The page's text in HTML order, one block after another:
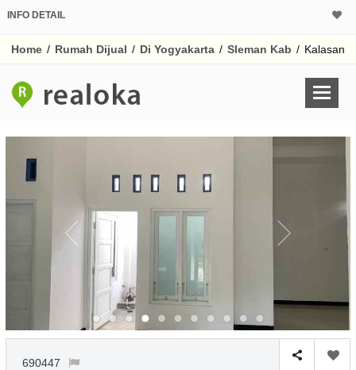
INFO DETAIL
Home / Rumah Dijual / Di Yogyakarta / Sleman Kab / Kalasan
690447
Harga Rp
Untuk hasil simulasi
pada kotak-